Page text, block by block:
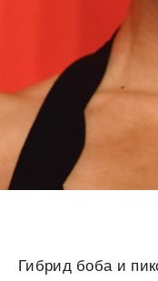
Гибрид боба и